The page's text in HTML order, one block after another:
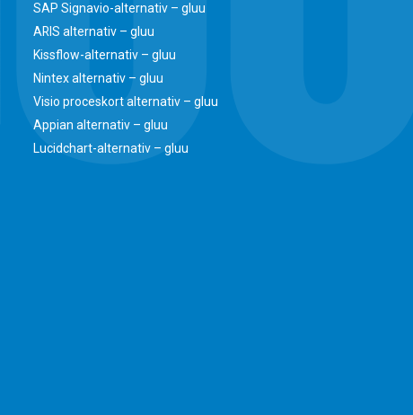
SAP Signavio-alternativ – gluu
ARIS alternativ – gluu
Kissflow-alternativ – gluu
Nintex alternativ – gluu
Visio proceskort alternativ – gluu
Appian alternativ – gluu
Lucidchart-alternativ – gluu